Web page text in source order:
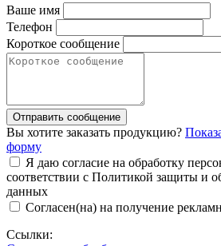
Ваше имя
Телефон
Короткое сообщение
Отправить сообщение
Вы хотите заказать продукцию?
форму
Я даю согласие на обработку
соответствии с Политикой защиты и
данных
Согласен(на) на получение
Ссылки: